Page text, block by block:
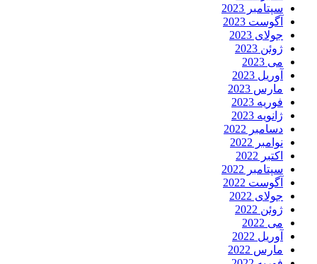
سپتامبر 2023
آگوست 2023
جولای 2023
ژوئن 2023
می 2023
آوریل 2023
مارس 2023
فوریه 2023
ژانویه 2023
دسامبر 2022
نوامبر 2022
اکتبر 2022
سپتامبر 2022
آگوست 2022
جولای 2022
ژوئن 2022
می 2022
آوریل 2022
مارس 2022